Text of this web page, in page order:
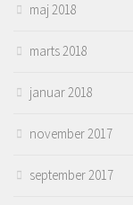
maj 2018
marts 2018
januar 2018
november 2017
september 2017